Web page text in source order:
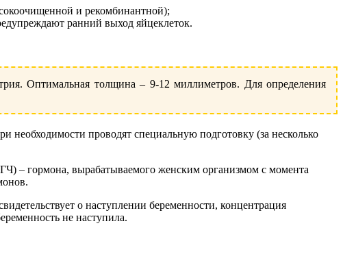
и рекомбинантной);
ранний выход яйцеклеток.
Оптимальная толщина – 9-12 миллиметров. Для определения
необходимости проводят специальную подготовку (за несколько
– гормона, вырабатываемого женским организмом с момента
о наступлении беременности, концентрация
не наступила.